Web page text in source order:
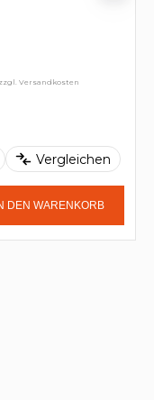
Versandkosten
Vergleichen
DEN WARENKORB